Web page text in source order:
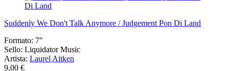
Suddenly We Don't Talk Anymore / Judgement Pon Di Land
Formato: 7"
Sello: Liquidator Music
Artista: Laurel Aitken
9,00 €